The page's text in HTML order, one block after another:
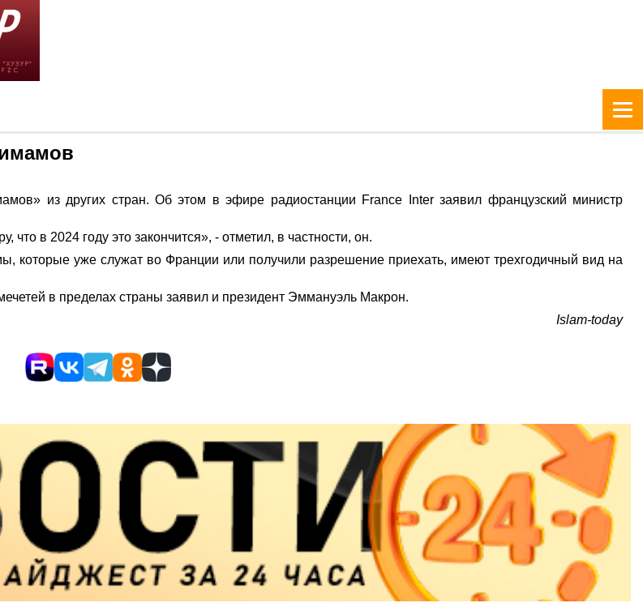
из других стран. Об этом в эфире радиостанции France Inter заявил французский министр
в 2024 году это закончится», - отметил, в частности, он.
которые уже служат во Франции или получили разрешение приехать, имеют трехгодичный вид на
в пределах страны заявил и президент Эммануэль Макрон.
Islam-today